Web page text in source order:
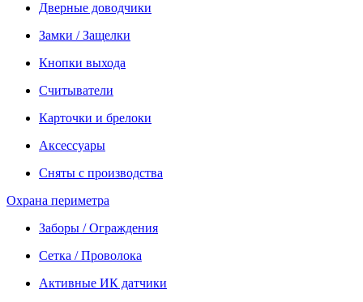
Дверные доводчики
Замки / Защелки
Кнопки выхода
Считыватели
Карточки и брелоки
Аксессуары
Сняты с производства
Охрана периметра
Заборы / Ограждения
Сетка / Проволока
Активные ИК датчики